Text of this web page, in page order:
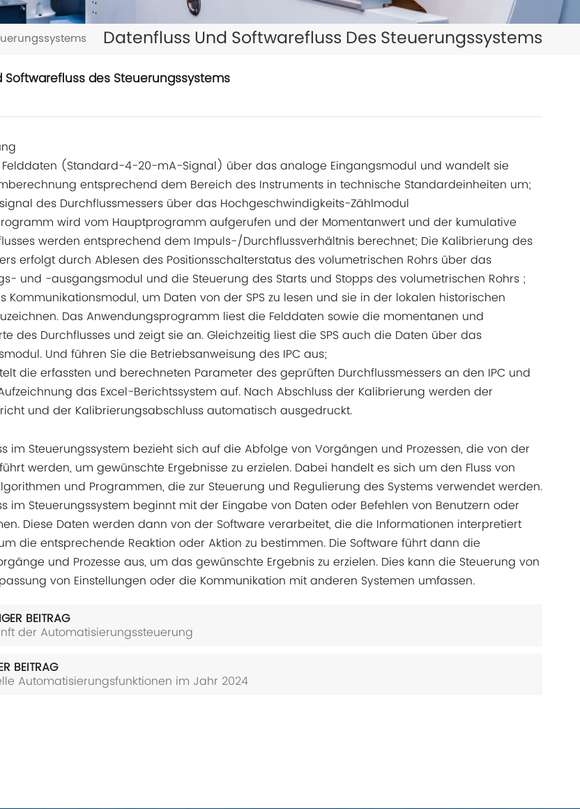
한국의
Datenfluss Und Softwarefluss Des Steuerungssystems
des Steuerungssystems
Felddaten (Standard-4-20-mA-Signal) über das analoge Eingangsmodul und wandelt sie
entsprechend dem Bereich des Instruments in technische Standardeinheiten um;
des Durchflussmessers über das Hochgeschwindigkeits-Zählmodul
wird vom Hauptprogramm aufgerufen und der Momentanwert und der kumulative
werden entsprechend dem Impuls-/Durchflussverhältnis berechnet; Die Kalibrierung des
erfolgt durch Ablesen des Positionsschalterstatus des volumetrischen Rohrs über das
und -ausgangsmodul und die Steuerung des Starts und Stopps des volumetrischen Rohrs ;
Kommunikationsmodul, um Daten von der SPS zu lesen und sie in der lokalen historischen
Das Anwendungsprogramm liest die Felddaten sowie die momentanen und
des Durchflusses und zeigt sie an. Gleichzeitig liest die SPS auch die Daten über das
Und führen Sie die Betriebsanweisung des IPC aus;
die erfassten und berechneten Parameter des geprüften Durchflussmessers an den IPC und
das Excel-Berichtssystem auf. Nach Abschluss der Kalibrierung werden der
und der Kalibrierungsabschluss automatisch ausgedruckt.
im Steuerungssystem bezieht sich auf die Abfolge von Vorgängen und Prozessen, die von der
werden, um gewünschte Ergebnisse zu erzielen. Dabei handelt es sich um den Fluss von
und Programmen, die zur Steuerung und Regulierung des Systems verwendet werden.
im Steuerungssystem beginnt mit der Eingabe von Daten oder Befehlen von Benutzern oder
Diese Daten werden dann von der Software verarbeitet, die die Informationen interpretiert
die entsprechende Reaktion oder Aktion zu bestimmen. Die Software führt dann die
und Prozesse aus, um das gewünschte Ergebnis zu erzielen. Dies kann die Steuerung von
von Einstellungen oder die Kommunikation mit anderen Systemen umfassen.
BEITRAG
der Automatisierungssteuerung
BEITRAG
Automatisierungsfunktionen im Jahr 2024